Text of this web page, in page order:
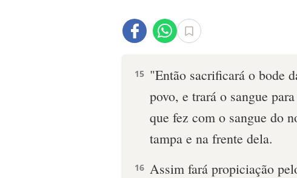
15 "Então sacrificará o bode
povo, e trará o sangue
que fez com o sangue do
tampa e na frente dela.
16 Assim fará propiciação